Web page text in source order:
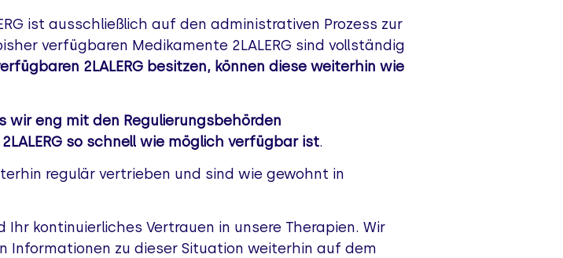
ist ausschließlich auf den administrativen Prozess zur
verfügbaren Medikamente 2LALERG sind vollständig
2LALERG besitzen, können diese weiterhin wie
wir eng mit den Regulierungsbehörden
so schnell wie möglich verfügbar ist.
regulär vertrieben und sind wie gewohnt in
kontinuierliches Vertrauen in unsere Therapien. Wir
Informationen zu dieser Situation weiterhin auf dem